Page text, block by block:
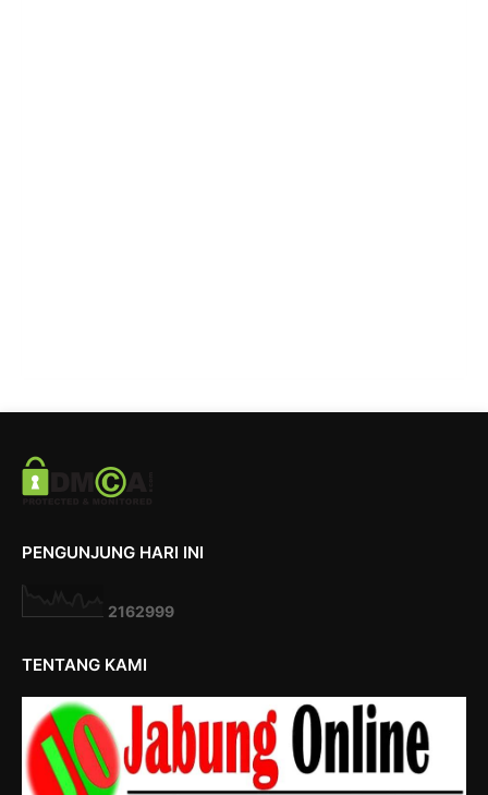
PENGUNJUNG HARI INI
2162999
TENTANG KAMI